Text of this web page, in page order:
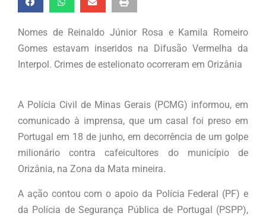
Nomes de Reinaldo Júnior Rosa e Kamila Romeiro
Gomes estavam inseridos na Difusão Vermelha da
Interpol. Crimes de estelionato ocorreram em Orizânia
A Polícia Civil de Minas Gerais (PCMG) informou, em
comunicado à imprensa, que um casal foi preso em
Portugal em 18 de junho, em decorrência de um golpe
milionário contra cafeicultores do município de
Orizânia, na Zona da Mata mineira.
A ação contou com o apoio da Polícia Federal (PF) e
da Polícia de Segurança Pública de Portugal (PSPP),